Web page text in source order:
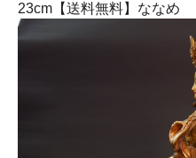
23cm【送料無料】ななめ